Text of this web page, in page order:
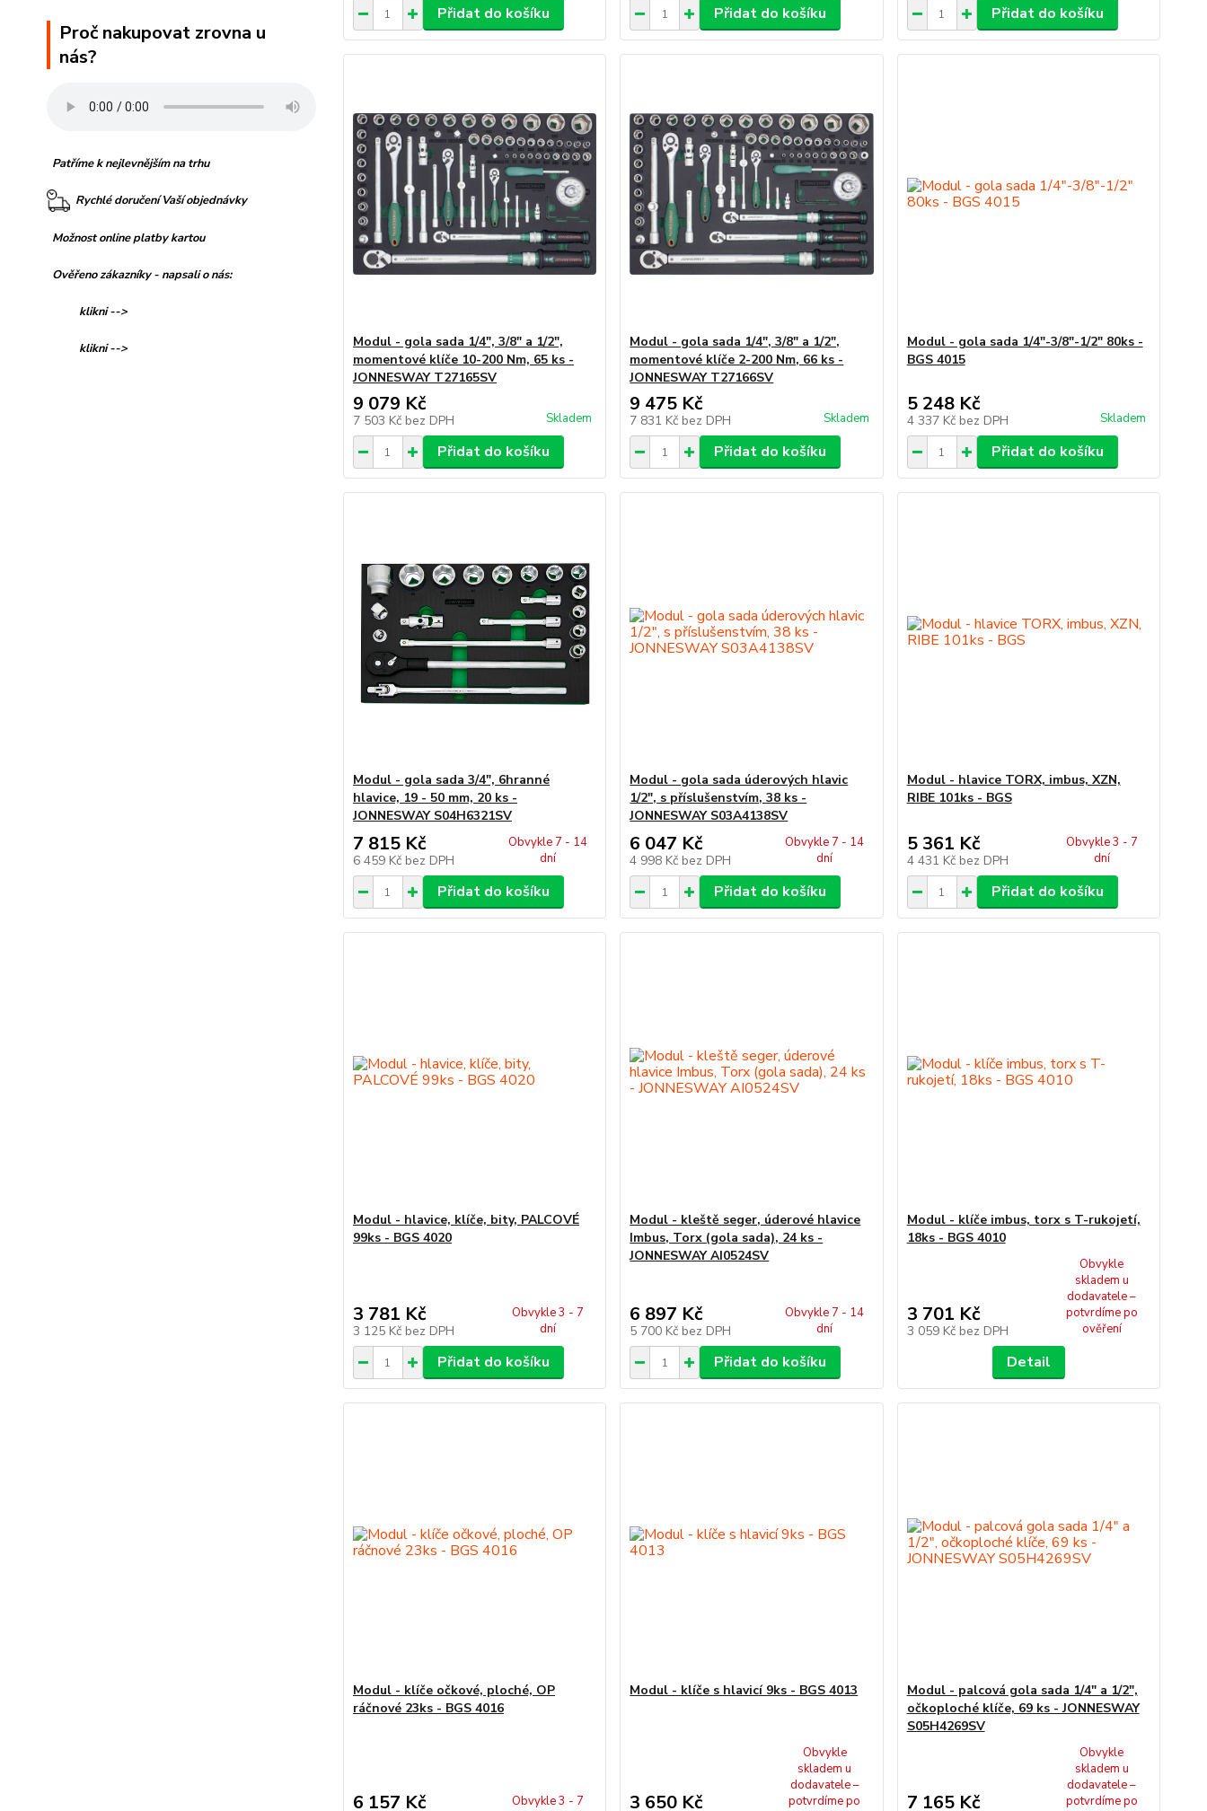
Proč nakupovat zrovna u
nás?
Patříme k nejlevnějším na trhu
Rychlé doručení Vaší objednávky
Možnost online platby kartou
Ověřeno zákazníky - napsali o nás:
klikni -->
klikni -->
Přidat do košíku Přidat do košíku Přidat do košíku
Modul - gola sada 1/4", 3/8" a 1/2",
momentové klíče 10-200 Nm, 65 ks -
JONNESWAY T27165SV
9 079 Kč
7 503 Kč bez DPH Skladem
Přidat do košíku
Modul - gola sada 1/4", 3/8" a 1/2",
momentové klíče 2-200 Nm, 66 ks -
JONNESWAY T27166SV
9 475 Kč
7 831 Kč bez DPH Skladem
Přidat do košíku
Modul - gola sada 1/4"-3/8"-1/2" 80ks -
BGS 4015
5 248 Kč
4 337 Kč bez DPH Skladem
Přidat do košíku
Modul - gola sada 3/4", 6hranné
hlavice, 19 - 50 mm, 20 ks -
JONNESWAY S04H6321SV
7 815 Kč
6 459 Kč bez DPH
Obvykle 7 - 14
dní
Přidat do košíku
Modul - gola sada úderových hlavic
1/2", s příslušenstvím, 38 ks -
JONNESWAY S03A4138SV
6 047 Kč
4 998 Kč bez DPH
Obvykle 7 - 14
dní
Přidat do košíku
Modul - hlavice TORX, imbus, XZN,
RIBE 101ks - BGS
5 361 Kč
4 431 Kč bez DPH
Obvykle 3 - 7
dní
Přidat do košíku
Modul - hlavice, klíče, bity, PALCOVÉ
99ks - BGS 4020
3 781 Kč
3 125 Kč bez DPH
Obvykle 3 - 7
dní
Přidat do košíku
Modul - kleště seger, úderové hlavice
Imbus, Torx (gola sada), 24 ks -
JONNESWAY AI0524SV
6 897 Kč
5 700 Kč bez DPH
Obvykle 7 - 14
dní
Přidat do košíku
Modul - klíče imbus, torx s T-rukojetí,
18ks - BGS 4010
3 701 Kč
3 059 Kč bez DPH
Obvykle
skladem u
dodavatele –
potvrdíme po
ověření
Detail
Modul - klíče očkové, ploché, OP
ráčnové 23ks - BGS 4016
6 157 Kč
Obvykle 3 - 7
Modul - klíče s hlavicí 9ks - BGS 4013
3 650 Kč
Obvykle
skladem u
dodavatele –
potvrdíme po
Modul - palcová gola sada 1/4" a 1/2",
očkoploché klíče, 69 ks - JONNESWAY
S05H4269SV
7 165 Kč
Obvykle
skladem u
dodavatele –
potvrdíme po